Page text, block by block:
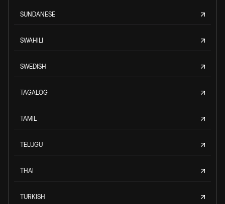
SUNDANESE
SWAHILI
SWEDISH
TAGALOG
TAMIL
TELUGU
THAI
TURKISH